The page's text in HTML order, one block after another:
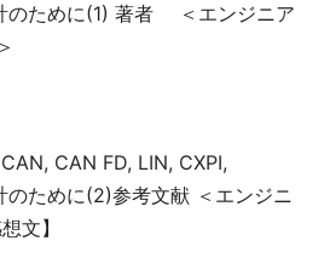
のために(1) 著者 ＜エンジニア
CAN FD, LIN, CXPI,
ために(2)参考文献 ＜エンジニ
文】